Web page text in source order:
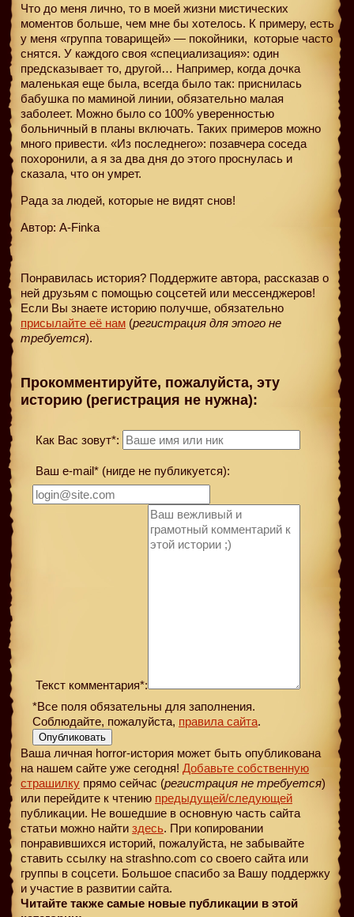
Что до меня лично, то в моей жизни мистических
моментов больше, чем мне бы хотелось. К примеру, есть
у меня «группа товарищей» — покойники, которые часто
снятся. У каждого своя «специализация»: один
предсказывает то, другой… Например, когда дочка
маленькая еще была, всегда было так: приснилась
бабушка по маминой линии, обязательно малая
заболеет. Можно было со 100% уверенностью
больничный в планы включать. Таких примеров можно
много привести. «Из последнего»: позавчера соседа
похоронили, а я за два дня до этого проснулась и
сказала, что он умрет.
Рада за людей, которые не видят снов!
Автор: A-Finka
Понравилась история? Поддержите автора, рассказав о
ней друзьям с помощью соцсетей или мессенджеров!
Если Вы знаете историю получше, обязательно
присылайте её нам (регистрация для этого не
требуется).
Прокомментируйте, пожалуйста, эту
историю (регистрация не нужна):
Как Вас зовут*:
Ваш e-mail* (нигде не публикуется):
Текст комментария*:
*Все поля обязательны для заполнения.
Соблюдайте, пожалуйста, правила сайта.
Опубликовать
Ваша личная horror-история может быть опубликована
на нашем сайте уже сегодня! Добавьте собственную
страшилку прямо сейчас (регистрация не требуется)
или перейдите к чтению предыдущей/следующей
публикации. Не вошедшие в основную часть сайта
статьи можно найти здесь. При копировании
понравившихся историй, пожалуйста, не забывайте
ставить ссылку на strashno.com со своего сайта или
группы в соцсети. Большое спасибо за Вашу поддержку
и участие в развитии сайта.
Читайте также самые новые публикации в этой